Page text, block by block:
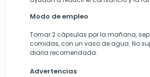
Modo de empleo
Tomar 2 cápsulas por la mañana,
comidas, con un vaso de agua. No
diaria recomendada.
Advertencias